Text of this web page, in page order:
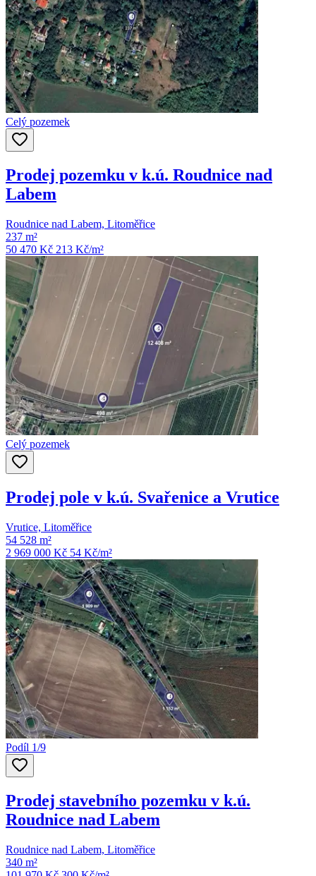
Celý pozemek
Prodej pozemku v k.ú. Roudnice nad
Labem
Roudnice nad Labem, Litoměřice
237 m²
50 470 Kč 213 Kč/m²
Celý pozemek
Prodej pole v k.ú. Svařenice a Vrutice
Vrutice, Litoměřice
54 528 m²
2 969 000 Kč 54 Kč/m²
Podíl 1/9
Prodej stavebního pozemku v k.ú.
Roudnice nad Labem
Roudnice nad Labem, Litoměřice
340 m²